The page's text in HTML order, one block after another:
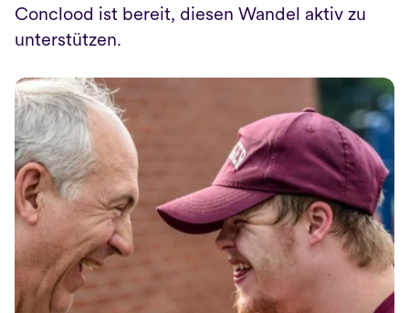
Conclood ist bereit, diesen Wandel aktiv zu
unterstützen.